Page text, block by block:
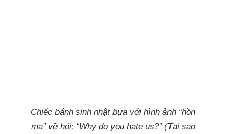
Chiếc bánh sinh nhật bựa với hình ảnh “hồn
ma” về hỏi: “Why do you hate us?” (Tại sao